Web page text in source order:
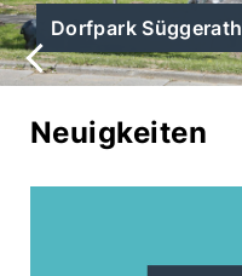
Dorfpark Süggerath
Neuigkeiten